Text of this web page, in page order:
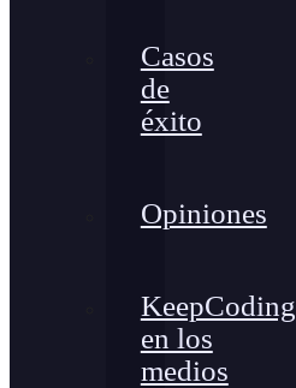
Casos
de
éxito
Opiniones
KeepCoding
en los
medios